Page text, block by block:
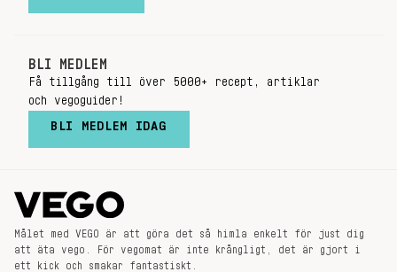
BLI MEDLEM
Få tillgång till över 5000+ recept, artiklar
och vegoguider!
BLI MEDLEM IDAG
Målet med VEGO är att göra det så himla enkelt för just dig
att äta vego. För vegomat är inte krångligt, det är gjort i
ett kick och smakar fantastiskt.